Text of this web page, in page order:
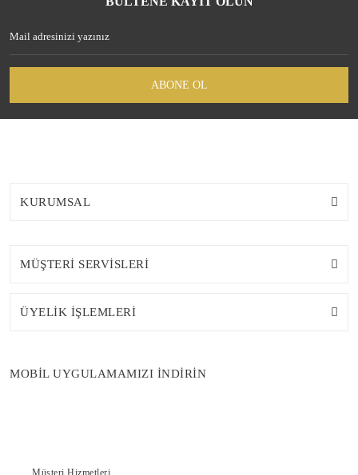
ABONE OL
KURUMSAL
MÜŞTERİ SERVİSLERİ
ÜYELİK İŞLEMLERİ
MOBİL UYGULAMAMIZI İNDİRİN
Müşteri Hizmetleri